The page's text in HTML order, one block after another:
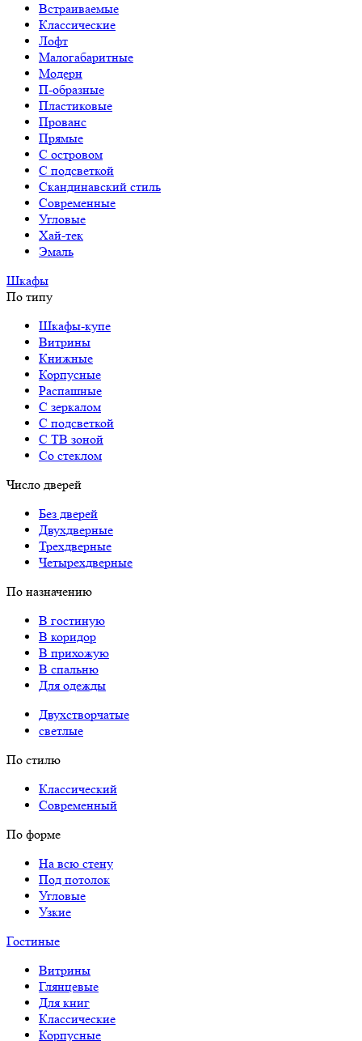
Встраиваемые
Классические
Лофт
Малогабаритные
Модерн
П-образные
Пластиковые
Прованс
Прямые
С островом
С подсветкой
Скандинавский стиль
Современные
Угловые
Хай-тек
Эмаль
Шкафы
По типу
Шкафы-купе
Витрины
Книжные
Корпусные
Распашные
С зеркалом
С подсветкой
С ТВ зоной
Со стеклом
Число дверей
Без дверей
Двухдверные
Трехдверные
Четырехдверные
По назначению
В гостиную
В коридор
В прихожую
В спальню
Для одежды
Двухстворчатые
светлые
По стилю
Классический
Современный
По форме
На всю стену
Под потолок
Угловые
Узкие
Гостиные
Витрины
Глянцевые
Для книг
Классические
Корпусные